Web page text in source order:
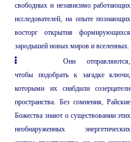
свободных и независимо работающих
исследователей, на опыте познающих
восторг открытия формирующихся
зародышей новых миров и вселенных.
Они отправляются,
чтобы подобрать к загадке ключи,
которыми их снабдили созерцатели
пространства. Без сомнения, Райские
Божества знают о существовании этих
необнаруженных энергетических